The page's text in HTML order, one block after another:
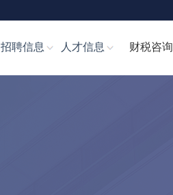
招聘信息 人才信息 财税咨询